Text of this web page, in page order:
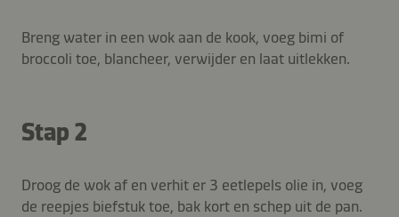
Breng water in een wok aan de kook, voeg bimi of
broccoli toe, blancheer, verwijder en laat uitlekken.
Stap 2
Droog de wok af en verhit er 3 eetlepels olie in, voeg
de reepjes biefstuk toe, bak kort en schep uit de pan.